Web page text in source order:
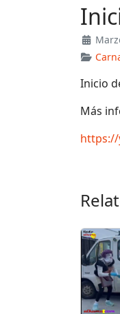
Inicio
Más
https://